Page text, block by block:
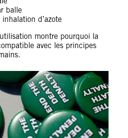
balle
inhalation d’azote
montre pourquoi la
avec les principes